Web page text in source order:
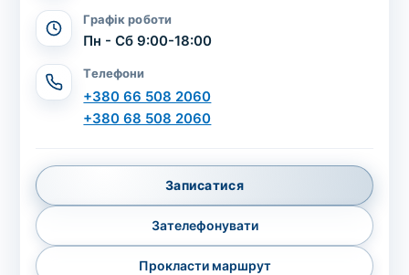
Графік роботи
Пн - Сб 9:00-18:00
Телефони
+380 66 508 2060
+380 68 508 2060
Записатися
Зателефонувати
Прокласти маршрут